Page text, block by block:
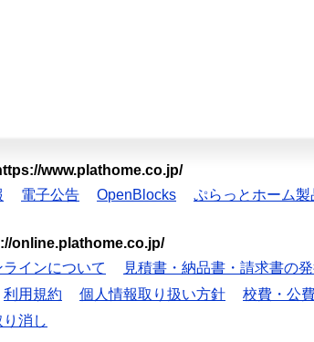
www.plathome.co.jp/
電子公告 OpenBlocks ぷらっとホーム製
online.plathome.co.jp/
インについて 見積書・納品書・請求書の
利用規約 個人情報取り扱い方針 校費・公
消し